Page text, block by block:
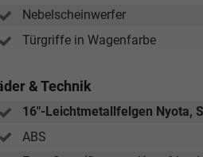
Nebelscheinwerfer
Türgriffe in Wagenfarbe
& Technik
16"-Leichtmetallfelgen Nyota,
ABS